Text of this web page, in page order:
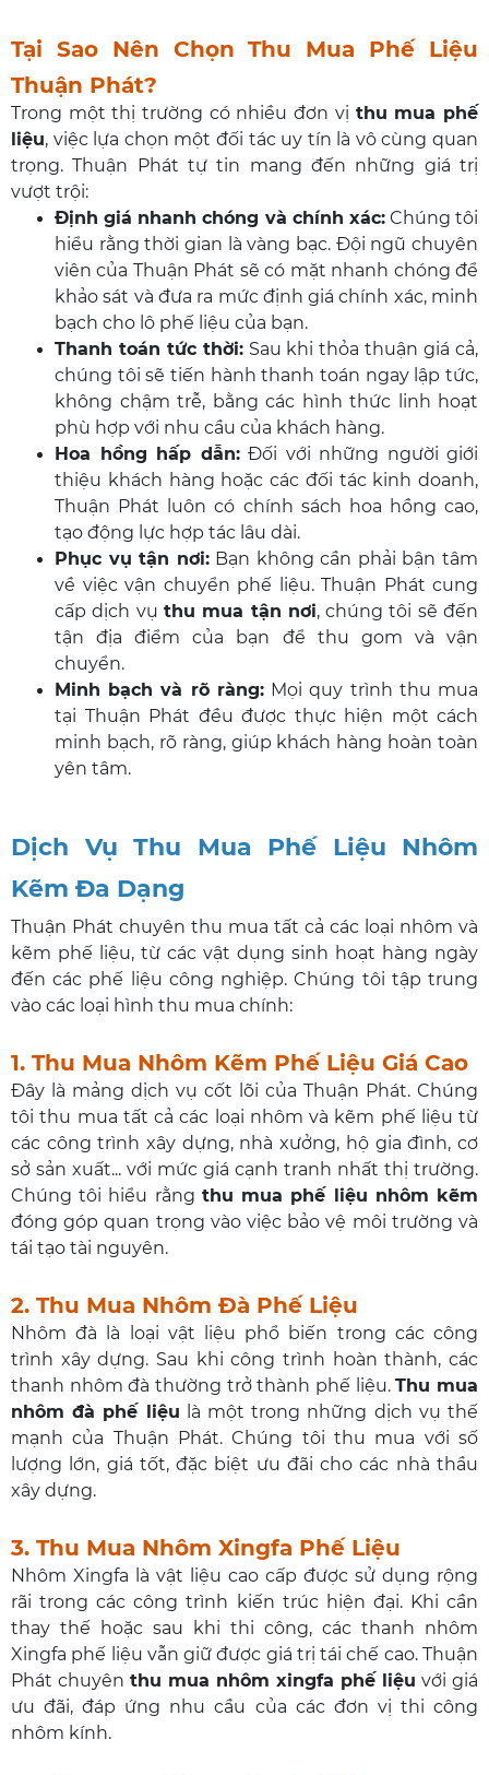
Tại Sao Nên Chọn Thu Mua Phế Liệu
Thuận Phát?
Trong một thị trường có nhiều đơn vị thu mua phế
liệu, việc lựa chọn một đối tác uy tín là vô cùng quan
trọng. Thuận Phát tự tin mang đến những giá trị
vượt trội:
Định giá nhanh chóng và chính xác:Chúng tôi
hiểu rằng thời gian là vàng bạc. Đội ngũ chuyên
viên của Thuận Phát sẽ có mặt nhanh chóng để
khảo sát và đưa ra mức định giá chính xác, minh
bạch cho lô phế liệu của bạn.
Thanh toán tức thời:Sau khi thỏa thuận giá cả,
chúng tôi sẽ tiến hành thanh toán ngay lập tức,
không chậm trễ, bằng các hình thức linh hoạt
phù hợp với nhu cầu của khách hàng.
Hoa hồng hấp dẫn:Đối với những người giới
thiệu khách hàng hoặc các đối tác kinh doanh,
Thuận Phát luôn có chính sách hoa hồng cao,
tạo động lực hợp tác lâu dài.
Phục vụ tận nơi:Bạn không cần phải bận tâm
về việc vận chuyển phế liệu. Thuận Phát cung
cấp dịch vụ thu mua tận nơi, chúng tôi sẽ đến
tận địa điểm của bạn để thu gom và vận
chuyển.
Minh bạch và rõ ràng:Mọi quy trình thu mua
tại Thuận Phát đều được thực hiện một cách
minh bạch, rõ ràng, giúp khách hàng hoàn toàn
yên tâm.
Dịch Vụ Thu Mua Phế Liệu Nhôm
Kẽm Đa Dạng
Thuận Phát chuyên thu mua tất cả các loại nhôm và
kẽm phế liệu, từ các vật dụng sinh hoạt hàng ngày
đến các phế liệu công nghiệp. Chúng tôi tập trung
vào các loại hình thu mua chính:
1. Thu Mua Nhôm Kẽm Phế Liệu Giá Cao
Đây là mảng dịch vụ cốt lõi của Thuận Phát. Chúng
tôi thu mua tất cả các loại nhôm và kẽm phế liệu từ
các công trình xây dựng, nhà xưởng, hộ gia đình, cơ
sở sản xuất... với mức giá cạnh tranh nhất thị trường.
Chúng tôi hiểu rằng thu mua phế liệu nhôm kẽm
đóng góp quan trọng vào việc bảo vệ môi trường và
tái tạo tài nguyên.
2. Thu Mua Nhôm Đà Phế Liệu
Nhôm đà là loại vật liệu phổ biến trong các công
trình xây dựng. Sau khi công trình hoàn thành, các
thanh nhôm đà thường trở thành phế liệu.Thu mua
nhôm đà phế liệu là một trong những dịch vụ thế
mạnh của Thuận Phát. Chúng tôi thu mua với số
lượng lớn, giá tốt, đặc biệt ưu đãi cho các nhà thầu
xây dựng.
3. Thu Mua Nhôm Xingfa Phế Liệu
Nhôm Xingfa là vật liệu cao cấp được sử dụng rộng
rãi trong các công trình kiến trúc hiện đại. Khi cần
thay thế hoặc sau khi thi công, các thanh nhôm
Xingfa phế liệu vẫn giữ được giá trị tái chế cao. Thuận
Phát chuyên thu mua nhôm xingfa phế liệu với giá
ưu đãi, đáp ứng nhu cầu của các đơn vị thi công
nhôm kính.